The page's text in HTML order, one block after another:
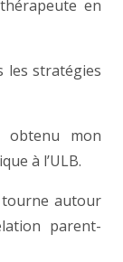
en
les stratégies
obtenu mon
à l’ULB.
tourne autour
parent-